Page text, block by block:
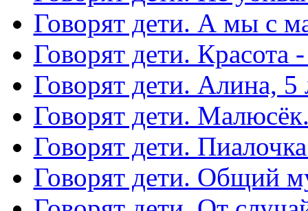
Говорят дети. А мы с
Говорят дети. Красота
Говорят дети. Алина, 5
Говорят дети.
Говорят дети.
Говорят дети. Общий